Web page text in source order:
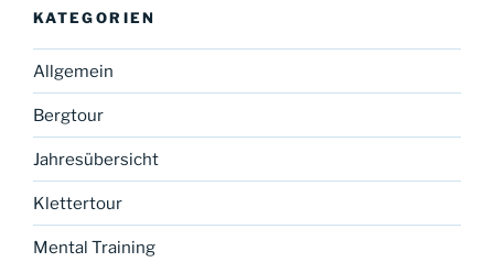
KATEGORIEN
Allgemein
Bergtour
Jahresübersicht
Klettertour
Mental Training